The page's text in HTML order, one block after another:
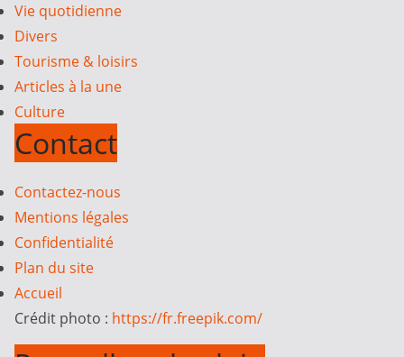
Vie quotidienne
Divers
Tourisme & loisirs
Articles à la une
Culture
Contact
Contactez-nous
Mentions légales
Confidentialité
Plan du site
Accueil
Crédit photo : https://fr.freepik.com/